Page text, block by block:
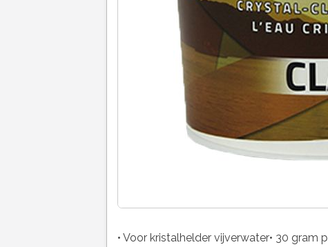
• Voor kristalhelder vijverwater• 30 gram